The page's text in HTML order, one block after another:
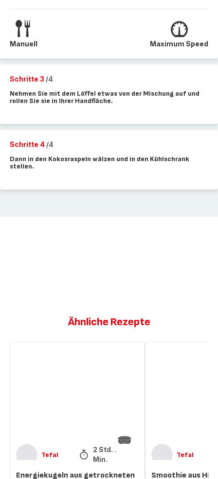
Manuell Maximum Speed
Schritte 3 /4
Nehmen Sie mit dem Löffel etwas von der Mischung auf und
rollen Sie sie in Ihrer Handfläche.
Schritte 4 /4
Dann in den Kokosraspeln wälzen und in den Kühlschrank
stellen.
Ähnliche Rezepte
Tefal
2 Std. 50
Min.
Energiekugeln aus getrockneten
Tefal
Smoothie aus